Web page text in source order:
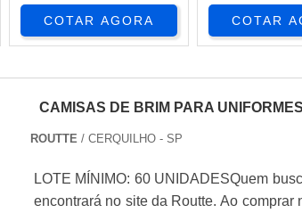
COTAR AGORA COTAR
CAMISAS DE BRIM PARA UNIFORMES
ROUTTE / CERQUILHO - SP
LOTE MÍNIMO: 60 UNIDADESQuem
encontrará no site da Routte. Ao